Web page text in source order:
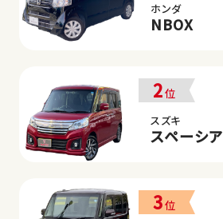
ホンダ
NBOX
2位
スズキ
スペーシア
3位